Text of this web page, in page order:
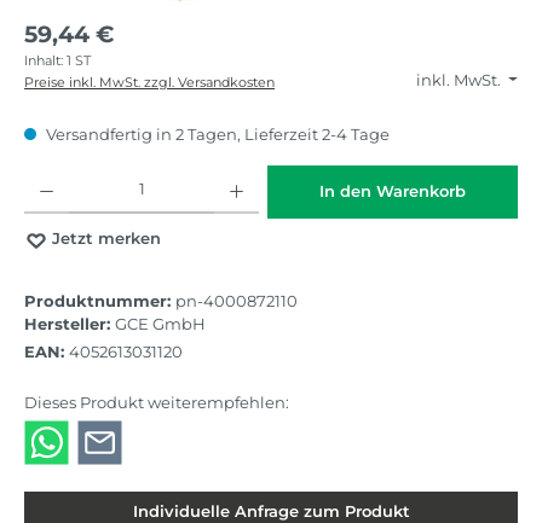
59,44 €
Inhalt: 1 ST
inkl. MwSt.
Preise inkl. MwSt. zzgl. Versandkosten
Versandfertig in 2 Tagen, Lieferzeit 2-4 Tage
In den Warenkorb
Jetzt merken
Produktnummer: pn-4000872110
Hersteller: GCE GmbH
EAN: 4052613031120
Dieses Produkt weiterempfehlen:
Individuelle Anfrage zum Produkt